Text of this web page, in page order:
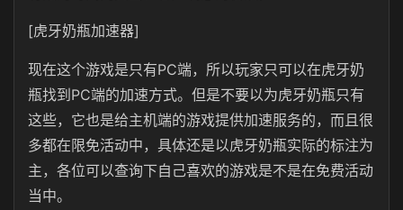
[虎牙奶瓶加速器]
现在这个游戏是只有PC端，所以玩家只可以在虎牙奶
瓶找到PC端的加速方式。但是不要以为虎牙奶瓶只有
这些，它也是给主机端的游戏提供加速服务的，而且很
多都在限免活动中，具体还是以虎牙奶瓶实际的标注为
主，各位可以查询下自己喜欢的游戏是不是在免费活动
当中。